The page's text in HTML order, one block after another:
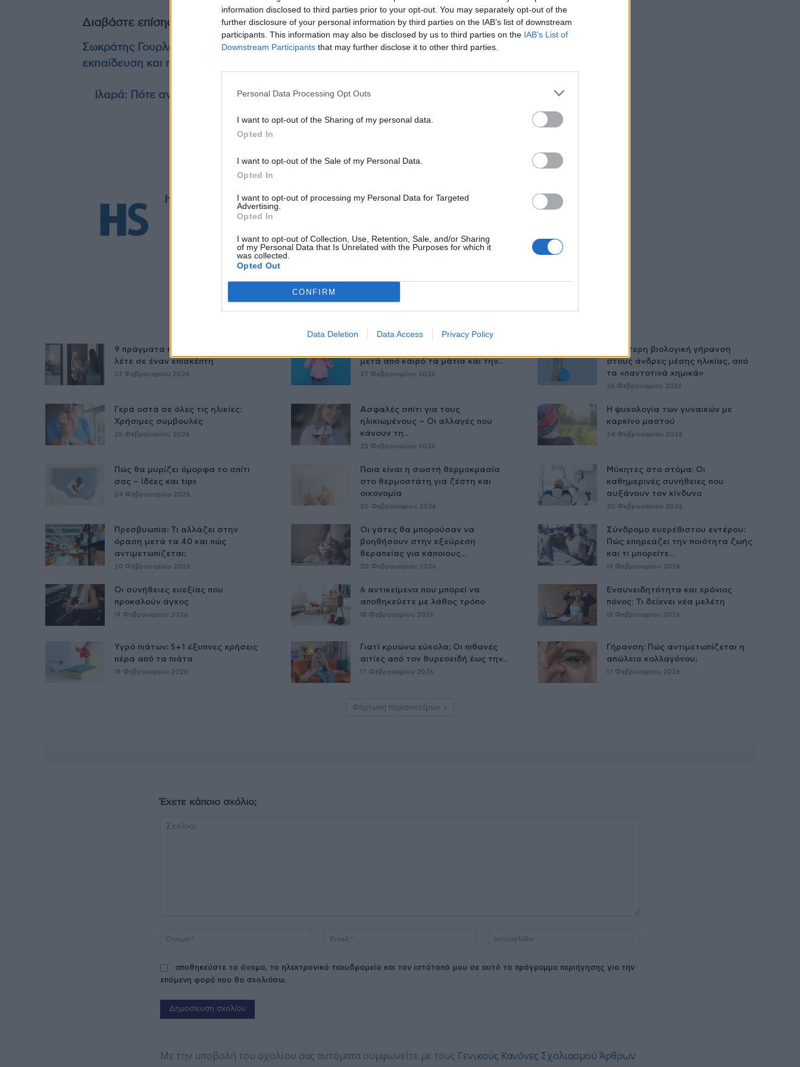
information disclosed to third parties prior to your opt-out. You may separately opt-out of the
further disclosure of your personal information by third parties on the IAB’s list of downstream
participants. This information may also be disclosed by us to third parties on the IAB’s List of
Downstream Participants that may further disclose it to other third parties.
Personal Data Processing Opt Outs
I want to opt-out of the Sharing of my personal data.
Opted In
I want to opt-out of the Sale of my Personal Data.
Opted In
I want to opt-out of processing my Personal Data for Targeted
Advertising.
Opted In
I want to opt-out of Collection, Use, Retention, Sale, and/or Sharing
of my Personal Data that Is Unrelated with the Purposes for which it
was collected.
Opted Out
CONFIRM
Data Deletion Data Access Privacy Policy
Διαβάστε επίσης
Σωκράτης Γουρλής (ΙΑΤΡΟΠΟΛΙΣ): Η συμβουλή του πατέρα του, η συνεχής
εκπαίδευση και η πρωτιά στην ΑΙ
Ιλαρά: Πότε αναμένεται έξαρση και στην Ελλάδα, τι έχει στα σκαριά ο ΕΟΔΥ
healthstories
Δείτε Ακόμη
9 πράγματα που δεν πρέπει να
λέτε σε έναν επισκέπτη
27 Φεβρουαρίου 2026
μετά από καιρό τα μάτια και την...
27 Φεβρουαρίου 2026
Ταχύτερη βιολογική γήρανση
στους άνδρες μέσης ηλικίας, από
τα «παντοτινά χημικά»
26 Φεβρουαρίου 2026
Γερά οστά σε όλες τις ηλικίες:
Χρήσιμες συμβουλές
26 Φεβρουαρίου 2026
Ασφαλές σπίτι για τους
ηλικιωμένους – Οι αλλαγές που
κάνουν τη...
25 Φεβρουαρίου 2026
Η ψυχολογία των γυναικών με
καρκίνο μαστού
24 Φεβρουαρίου 2026
Πώς θα μυρίζει όμορφα το σπίτι
σας – Ιδέες και tips
24 Φεβρουαρίου 2026
Ποια είναι η σωστή θερμοκρασία
στο θερμοστάτη για ζέστη και
οικονομία
20 Φεβρουαρίου 2026
Μύκητες στο στόμα: Οι
καθημερινές συνήθειες που
αυξάνουν τον κίνδυνο
20 Φεβρουαρίου 2026
Πρεσβυωπία: Τι αλλάζει στην
όραση μετά τα 40 και πώς
αντιμετωπίζεται;
20 Φεβρουαρίου 2026
Οι γάτες θα μπορούσαν να
βοηθήσουν στην εξεύρεση
θεραπείας για κάποιους...
20 Φεβρουαρίου 2026
Σύνδρομο ευερέθιστου εντέρου:
Πώς επηρεάζει την ποιότητα ζωής
και τι μπορείτε...
19 Φεβρουαρίου 2026
Οι συνήθειες ευεξίας που
προκαλούν άγχος
19 Φεβρουαρίου 2026
6 αντικείμενα που μπορεί να
αποθηκεύετε με λάθος τρόπο
18 Φεβρουαρίου 2026
Ενσυνειδητότητα και χρόνιος
πόνος: Τι δείχνει νέα μελέτη
18 Φεβρουαρίου 2026
Υγρό πιάτων: 5+1 έξυπνες χρήσεις
πέρα από τα πιάτα
18 Φεβρουαρίου 2026
Γιατί κρυώνω εύκολα; Οι πιθανές
αιτίες από τον θυρεοειδή έως την...
17 Φεβρουαρίου 2026
Γήρανση: Πώς αντιμετωπίζεται η
απώλεια κολλαγόνου;
17 Φεβρουαρίου 2026
Φόρτωση περισσοτέρων
Έχετε κάποιο σχόλιο;
αποθηκεύστε το όνομα, το ηλεκτρονικό ταχυδρομείο και τον ιστότοπό μου σε αυτό το πρόγραμμα περιήγησης για την
επόμενη φορά που θα σχολιάσω.
Με την υποβολή του σχολίου σας αυτόματα συμφωνείτε με τους Γενικούς Κανόνες Σχολιασμού Άρθρων